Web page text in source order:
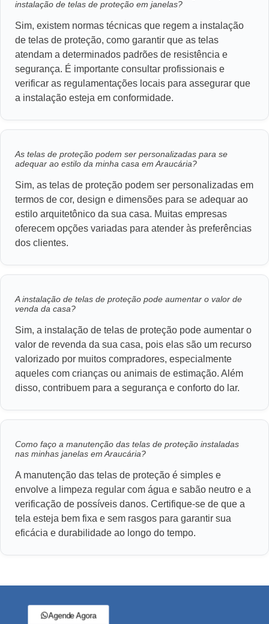
instalação de telas de proteção em janelas?
Sim, existem normas técnicas que regem a instalação
de telas de proteção, como garantir que as telas
atendam a determinados padrões de resistência e
segurança. É importante consultar profissionais e
verificar as regulamentações locais para assegurar que
a instalação esteja em conformidade.
As telas de proteção podem ser personalizadas para se
adequar ao estilo da minha casa em Araucária?
Sim, as telas de proteção podem ser personalizadas em
termos de cor, design e dimensões para se adequar ao
estilo arquitetônico da sua casa. Muitas empresas
oferecem opções variadas para atender às preferências
dos clientes.
A instalação de telas de proteção pode aumentar o valor de
venda da casa?
Sim, a instalação de telas de proteção pode aumentar o
valor de revenda da sua casa, pois elas são um recurso
valorizado por muitos compradores, especialmente
aqueles com crianças ou animais de estimação. Além
disso, contribuem para a segurança e conforto do lar.
Como faço a manutenção das telas de proteção instaladas
nas minhas janelas em Araucária?
A manutenção das telas de proteção é simples e
envolve a limpeza regular com água e sabão neutro e a
verificação de possíveis danos. Certifique-se de que a
tela esteja bem fixa e sem rasgos para garantir sua
eficácia e durabilidade ao longo do tempo.
Agende Agora